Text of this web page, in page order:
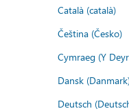
Català (català)
Čeština (Česko)
Cymraeg (Y
Dansk
Deutsch